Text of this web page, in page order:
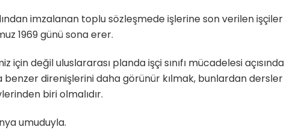
imzalanan toplu sözleşmede işlerine son verilen işçiler
1969 günü sona erer.
için değil uluslararası planda işçi sınıfı mücadelesi
benzer direnişlerini daha görünür kılmak, bunlardan
biri olmalıdır.
umuduyla.